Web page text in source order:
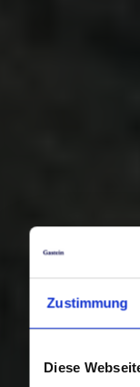
Zustimmung
Diese